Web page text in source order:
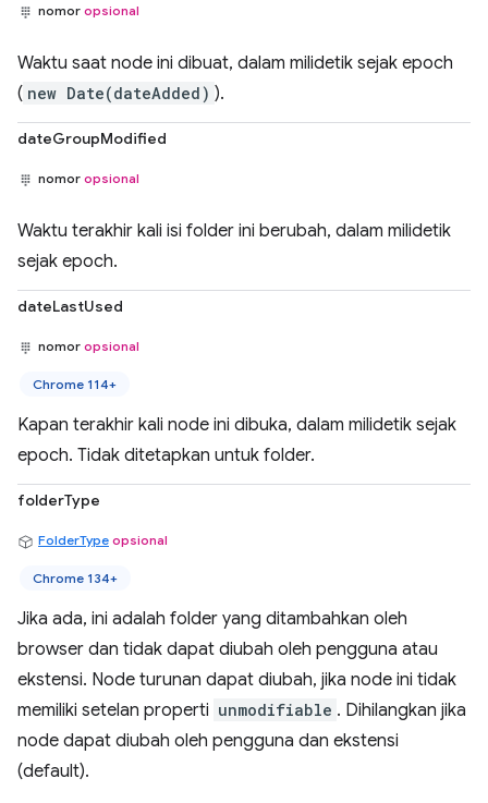
nomor opsional
Waktu saat node ini dibuat, dalam milidetik sejak epoch
( new Date(dateAdded) ).
dateGroupModified
nomor opsional
Waktu terakhir kali isi folder ini berubah, dalam milidetik
sejak epoch.
dateLastUsed
nomor opsional
Chrome 114+
Kapan terakhir kali node ini dibuka, dalam milidetik sejak
epoch. Tidak ditetapkan untuk folder.
folderType
FolderType opsional
Chrome 134+
Jika ada, ini adalah folder yang ditambahkan oleh
browser dan tidak dapat diubah oleh pengguna atau
ekstensi. Node turunan dapat diubah, jika node ini tidak
memiliki setelan properti unmodifiable . Dihilangkan jika
node dapat diubah oleh pengguna dan ekstensi
(default).